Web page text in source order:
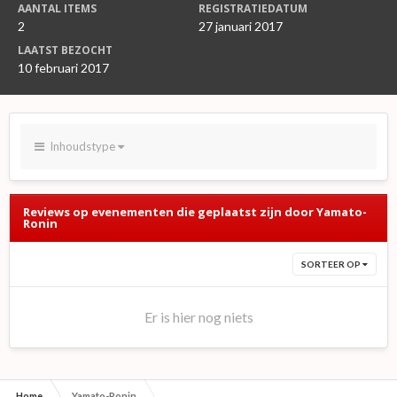
AANTAL ITEMS
2
REGISTRATIEDATUM
27 januari 2017
LAATST BEZOCHT
10 februari 2017
Inhoudstype
Reviews op evenementen die geplaatst zijn door Yamato-
Ronin
SORTEER OP
Er is hier nog niets